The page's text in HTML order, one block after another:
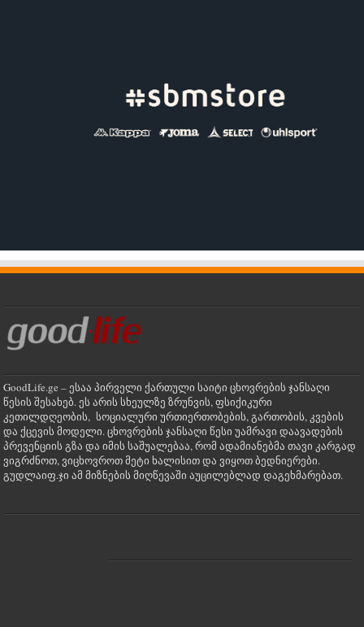
GoodLife.ge – ესაა პირველი ქართული საიტი ცხოვრების ჯანსაღი
წესის შესახებ. ეს არის სხეულზე ზრუნვის, ფსიქიკური
კეთილდღეობის, სოციალური ურთიერთობების, გართობის, კვების
და ქცევის მოდელი. ცხოვრების ჯანსაღი წესი უამრავი დაავადების
პრევენციის გზა და იმის საშუალებაა, რომ ადამიანებმა თავი კარგად
ვიგრძნოთ, ვიცხოვროთ მეტი ხალისით და ვიყოთ ბედნიერები.
გუდლაიფ.ჯი ამ მიზნების მიღწევაში აუცილებლად დაგეხმარებათ.